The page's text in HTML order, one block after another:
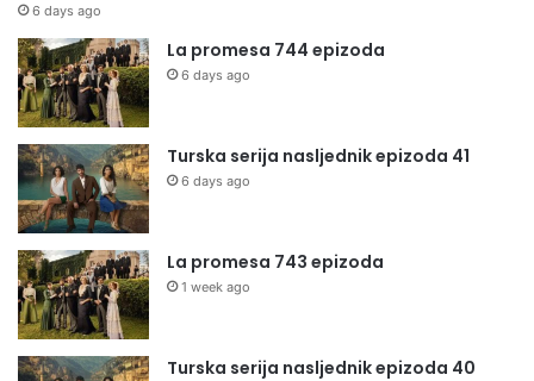
6 days ago
La promesa 744 epizoda
6 days ago
Turska serija nasljednik epizoda 41
6 days ago
La promesa 743 epizoda
1 week ago
Turska serija nasljednik epizoda 40